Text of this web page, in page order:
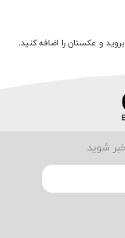
بروید و عکستان را اضافه کنید.
شوید